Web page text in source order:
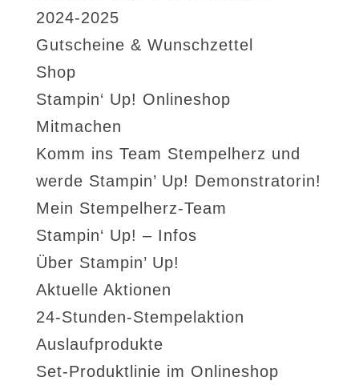
2024-2025
Gutscheine & Wunschzettel
Shop
Stampin‘ Up! Onlineshop
Mitmachen
Komm ins Team Stempelherz und
werde Stampin’ Up! Demonstratorin!
Mein Stempelherz-Team
Stampin‘ Up! – Infos
Über Stampin’ Up!
Aktuelle Aktionen
24-Stunden-Stempelaktion
Auslaufprodukte
Set-Produktlinie im Onlineshop